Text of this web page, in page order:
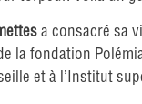
a consacré sa
la fondation
et à l’Institut